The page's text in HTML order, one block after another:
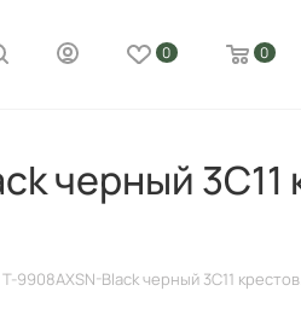
0 0
черный 3С11
9908AXSN-Black черный 3С11